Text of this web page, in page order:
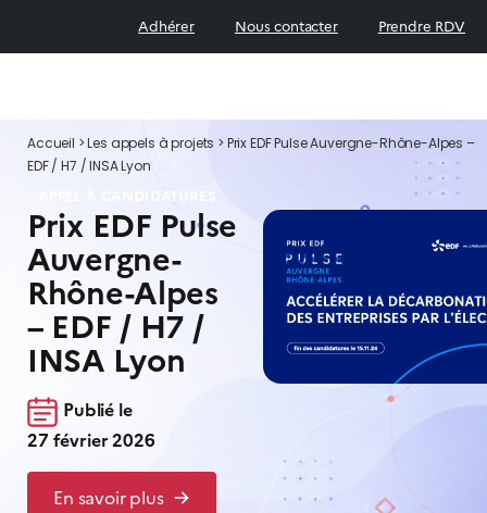
Adhérer Nous contacter Prendre RDV
Accueil >Les appels à projets > Prix EDF Pulse Auvergne-Rhône-Alpes –
EDF / H7 / INSA Lyon
APPEL À CANDIDATURES
Prix EDF Pulse
Auvergne-
Rhône-Alpes
– EDF / H7 /
INSA Lyon
Publié le
27 février 2026
En savoir plus